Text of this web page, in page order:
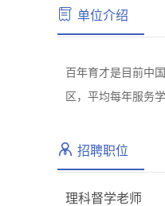
单位介绍
百年育才是目前中
区，平均每年服务
招聘职位
理科督学老师